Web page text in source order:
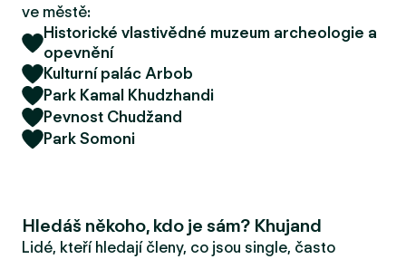
ve městě:
Historické vlastivědné muzeum archeologie a
opevnění
Kulturní palác Arbob
Park Kamal Khudzhandi
Pevnost Chudžand
Park Somoni
Hledáš někoho, kdo je sám? Khujand
Lidé, kteří hledají členy, co jsou single, často